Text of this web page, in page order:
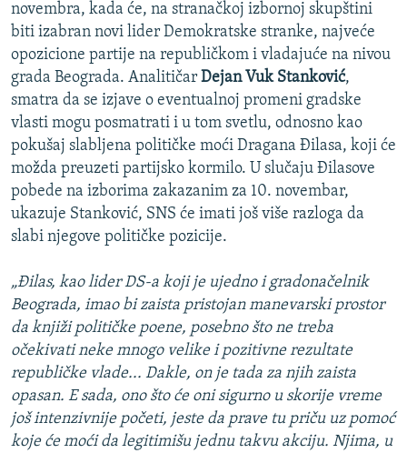
novembra, kada će, na stranačkoj izbornoj skupštini
biti izabran novi lider Demokratske stranke, najveće
opozicione partije na republičkom i vladajuće na nivou
grada Beograda. Analitičar Dejan Vuk Stanković,
smatra da se izjave o eventualnoj promeni gradske
vlasti mogu posmatrati i u tom svetlu, odnosno kao
pokušaj slabljena političke moći Dragana Đilasa, koji će
možda preuzeti partijsko kormilo. U slučaju Đilasove
pobede na izborima zakazanim za 10. novembar,
ukazuje Stanković, SNS će imati još više razloga da
slabi njegove političke pozicije.
„Đilas, kao lider DS-a koji je ujedno i gradonačelnik
Beograda, imao bi zaista pristojan manevarski prostor
da knjiži političke poene, posebno što ne treba
očekivati neke mnogo velike i pozitivne rezultate
republičke vlade... Dakle, on je tada za njih zaista
opasan. E sada, ono što će oni sigurno u skorije vreme
još intenzivnije početi, jeste da prave tu priču uz pomoć
koje će moći da legitimišu jednu takvu akciju. Njima, u